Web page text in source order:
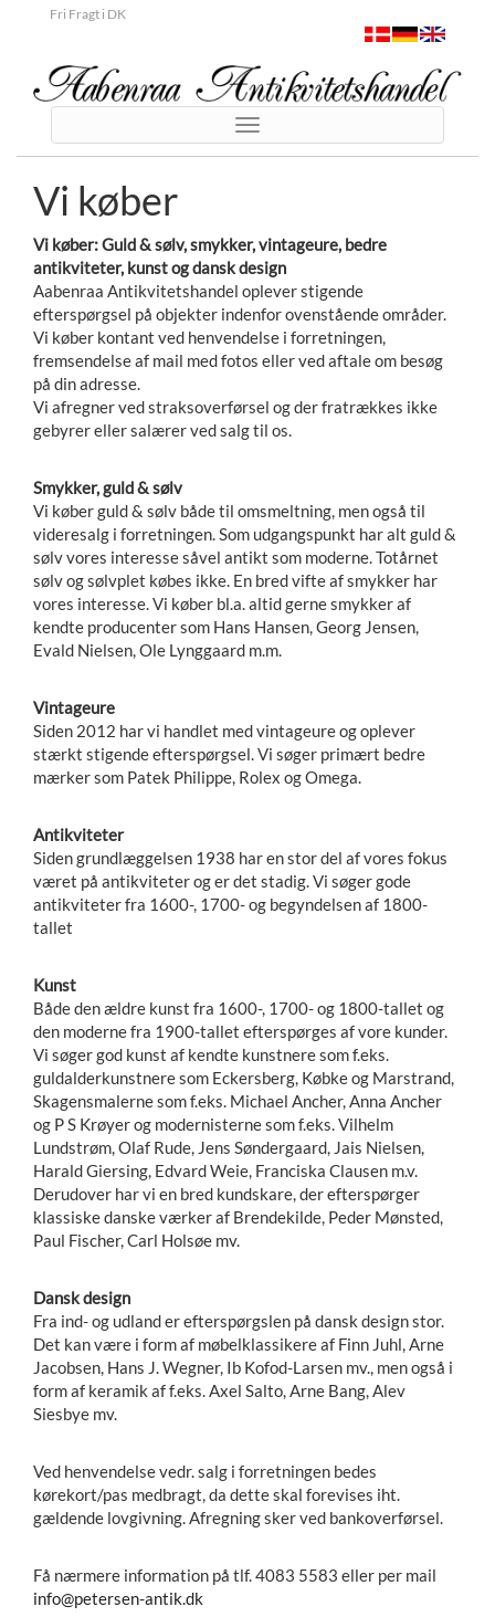
Fri Fragt i DK
Toggle
navigation
Vi køber
Vi køber: Guld & sølv, smykker, vintageure, bedre
antikviteter, kunst og dansk design
Aabenraa Antikvitetshandel oplever stigende
efterspørgsel på objekter indenfor ovenstående områder.
Vi køber kontant ved henvendelse i forretningen,
fremsendelse af mail med fotos eller ved aftale om besøg
på din adresse.
Vi afregner ved straksoverførsel og der fratrækkes ikke
gebyrer eller salærer ved salg til os.
Smykker, guld & sølv
Vi køber guld & sølv både til omsmeltning, men også til
videresalg i forretningen. Som udgangspunkt har alt guld &
sølv vores interesse såvel antikt som moderne. Totårnet
sølv og sølvplet købes ikke. En bred vifte af smykker har
vores interesse. Vi køber bl.a. altid gerne smykker af
kendte producenter som Hans Hansen, Georg Jensen,
Evald Nielsen, Ole Lynggaard m.m.
Vintageure
Siden 2012 har vi handlet med vintageure og oplever
stærkt stigende efterspørgsel. Vi søger primært bedre
mærker som Patek Philippe, Rolex og Omega.
Antikviteter
Siden grundlæggelsen 1938 har en stor del af vores fokus
været på antikviteter og er det stadig. Vi søger gode
antikviteter fra 1600-, 1700- og begyndelsen af 1800-
tallet
Kunst
Både den ældre kunst fra 1600-, 1700- og 1800-tallet og
den moderne fra 1900-tallet efterspørges af vore kunder.
Vi søger god kunst af kendte kunstnere som f.eks.
guldalderkunstnere som Eckersberg, Købke og Marstrand,
Skagensmalerne som f.eks. Michael Ancher, Anna Ancher
og P S Krøyer og modernisterne som f.eks. Vilhelm
Lundstrøm, Olaf Rude, Jens Søndergaard, Jais Nielsen,
Harald Giersing, Edvard Weie, Franciska Clausen m.v.
Derudover har vi en bred kundskare, der efterspørger
klassiske danske værker af Brendekilde, Peder Mønsted,
Paul Fischer, Carl Holsøe mv.
Dansk design
Fra ind- og udland er efterspørgslen på dansk design stor.
Det kan være i form af møbelklassikere af Finn Juhl, Arne
Jacobsen, Hans J. Wegner, Ib Kofod-Larsen mv., men også i
form af keramik af f.eks. Axel Salto, Arne Bang, Alev
Siesbye mv.
Ved henvendelse vedr. salg i forretningen bedes
kørekort/pas medbragt, da dette skal forevises iht.
gældende lovgivning. Afregning sker ved bankoverførsel.
Få nærmere information på tlf. 4083 5583 eller per mail
info@petersen-antik.dk